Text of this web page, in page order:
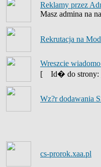
Reklamy przez
Masz admina na
Rekrutacja na
Wreszcie
[
Id� do strony:
Wz?r dodawania
cs-prorok.xaa.pl